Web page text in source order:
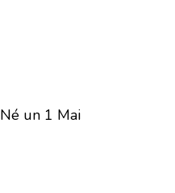
Né un 1 Mai